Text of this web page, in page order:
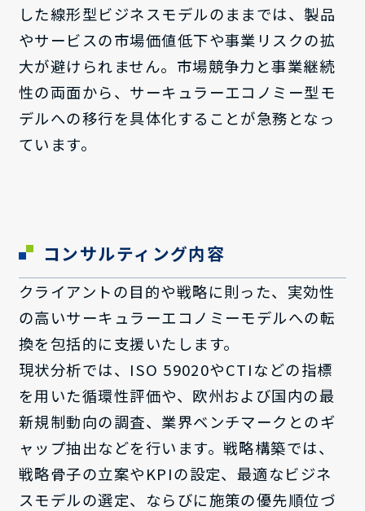
した線形型ビジネスモデルのままでは、製品
やサービスの市場価値低下や事業リスクの拡
大が避けられません。市場競争力と事業継続
性の両面から、サーキュラーエコノミー型モ
デルへの移行を具体化することが急務となっ
ています。
コンサルティング内容
クライアントの目的や戦略に則った、実効性
の高いサーキュラーエコノミーモデルへの転
換を包括的に支援いたします。
現状分析では、ISO 59020やCTIなどの指標
を用いた循環性評価や、欧州および国内の最
新規制動向の調査、業界ベンチマークとのギ
ャップ抽出などを行います。戦略構築では、
戦略骨子の立案やKPIの設定、最適なビジネ
スモデルの選定、ならびに施策の優先順位づ